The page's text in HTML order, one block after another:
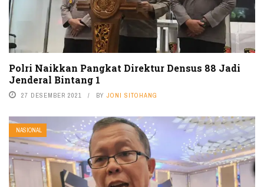
Polri Naikkan Pangkat Direktur Densus 88 Jadi
Jenderal Bintang 1
27 DESEMBER 2021 BY JONI SITOHANG
NASIONAL